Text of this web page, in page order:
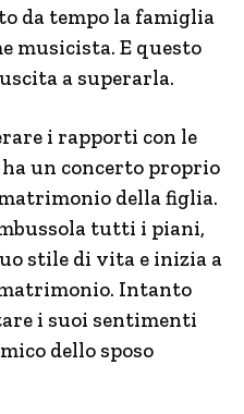
da tempo la famiglia
musicista. E questo
a superarla.
i rapporti con le
un concerto proprio
della figlia.
tutti i piani,
stile di vita e inizia a
Intanto
i suoi sentimenti
dello sposo